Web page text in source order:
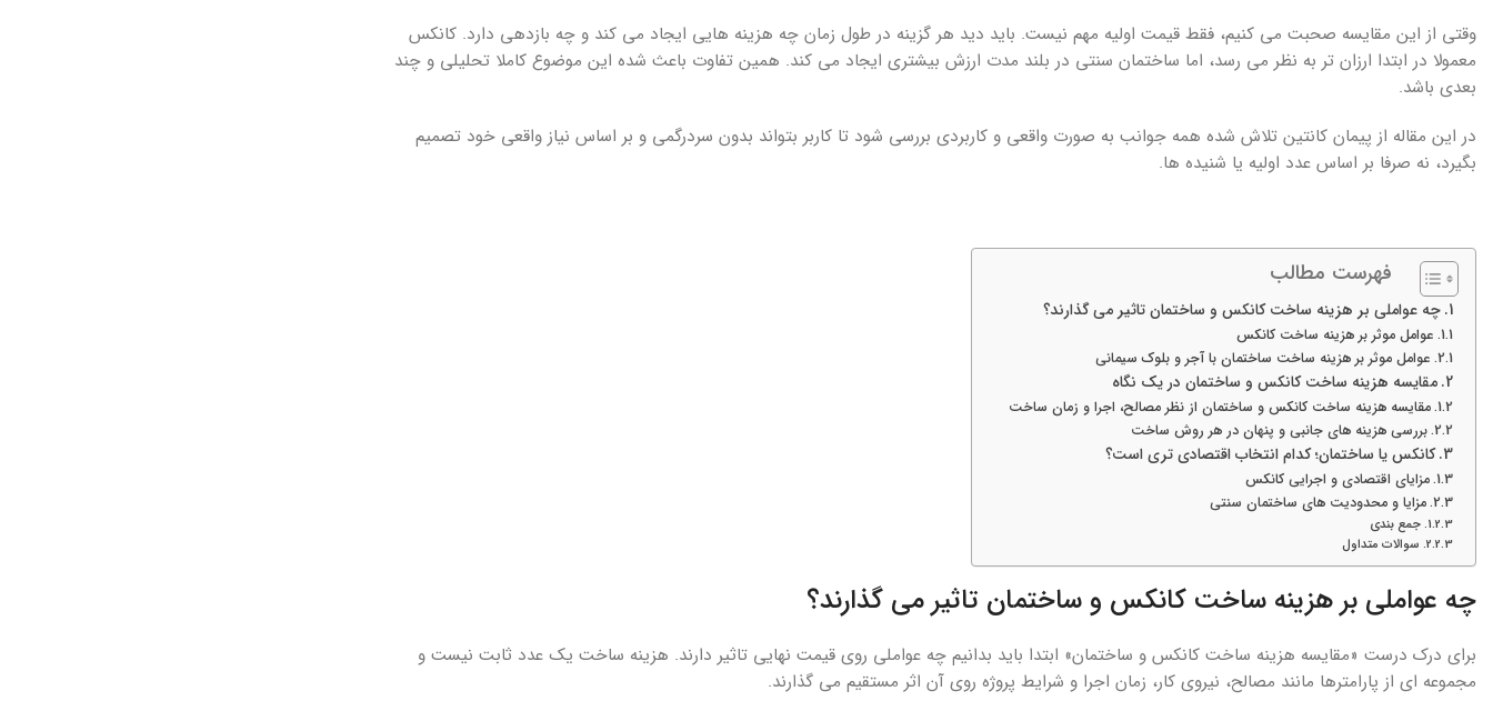
وقتی از این مقایسه صحبت می کنیم، فقط قیمت اولیه مهم نیست. باید دید هر گزینه در طول زمان چه هزینه هایی ایجاد می کند و چه بازدهی دارد. کانکس
معمولا در ابتدا ارزان تر به نظر می رسد، اما ساختمان سنتی در بلند مدت ارزش بیشتری ایجاد می کند. همین تفاوت باعث شده این موضوع کاملا تحلیلی و چند
بعدی باشد.
در این مقاله از پیمان کانتین تلاش شده همه جوانب به صورت واقعی و کاربردی بررسی شود تا کاربر بتواند بدون سردرگمی و بر اساس نیاز واقعی خود تصمیم
بگیرد، نه صرفا بر اساس عدد اولیه یا شنیده ها.
فهرست مطالب
چه عواملی بر هزینه ساخت کانکس و ساختمان تاثیر می گذارند؟
عوامل موثر بر هزینه ساخت کانکس
عوامل موثر بر هزینه ساخت ساختمان با آجر و بلوک سیمانی
مقایسه هزینه ساخت کانکس و ساختمان در یک نگاه
مقایسه هزینه ساخت کانکس و ساختمان از نظر مصالح، اجرا و زمان ساخت
بررسی هزینه های جانبی و پنهان در هر روش ساخت
کانکس یا ساختمان؛ کدام انتخاب اقتصادی تری است؟
مزایای اقتصادی و اجرایی کانکس
مزایا و محدودیت های ساختمان سنتی
جمع بندی
سوالات متداول
چه عواملی بر هزینه ساخت کانکس و ساختمان تاثیر می گذارند؟
برای درک درست «مقایسه هزینه ساخت کانکس و ساختمان» ابتدا باید بدانیم چه عواملی روی قیمت نهایی تاثیر دارند. هزینه ساخت یک عدد ثابت نیست و
مجموعه ای از پارامترها مانند مصالح، نیروی کار، زمان اجرا و شرایط پروژه روی آن اثر مستقیم می گذارند.